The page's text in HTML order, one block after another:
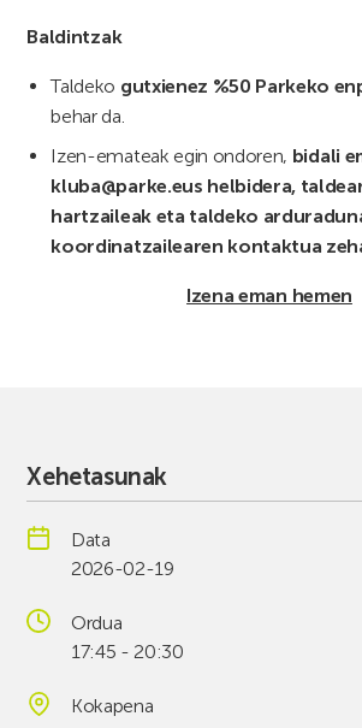
Baldintzak
Taldeko gutxienez %50 Parkeko
behar da.
Izen-emateak egin ondoren, bidali
kluba@parke.eus helbidera,
hartzaileak eta taldeko
koordinatzailearen kontaktua
Izena eman hemen
Xehetasunak
Data
2026-02-19
Ordua
17:45 - 20:30
Kokapena